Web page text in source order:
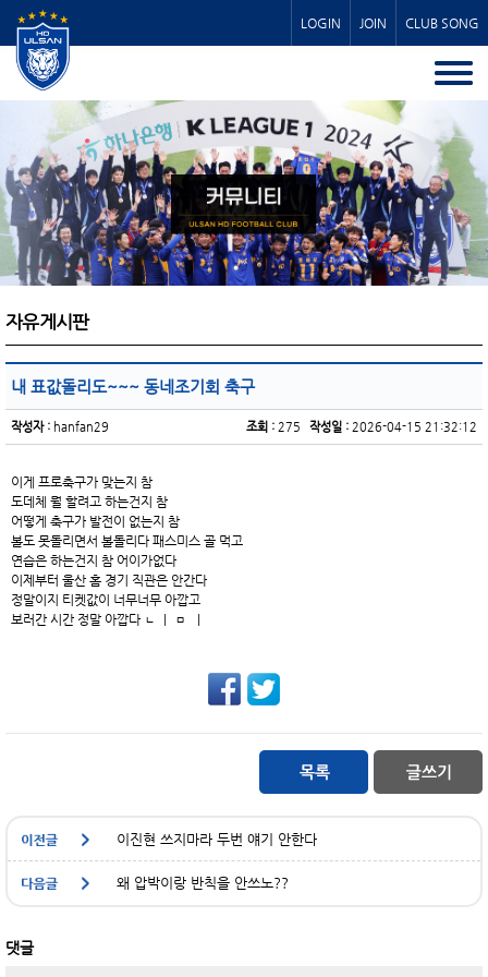
LOGIN JOIN CLUB SONG
자유게시판
내 표값돌리도~~~ 동네조기회 축구
작성자 : hanfan29 작성일 : 2026-04-15 21:32:12
조회 : 275
이게 프로축구가 맞는지 참
도데체 뭘 할려고 하는건지 참
어떻게 축구가 발전이 없는지 참
볼도 못돌리면서 볼돌리다 패스미스 골 먹고
연습은 하는건지 참 어이가없다
이제부터 울산 홈 경기 직관은 안간다
정말이지 티켓값이 너무너무 아깝고
보러간 시간 정말 아깝다 ㄴ ㅣ ㅁ ㅣ
이진현 쓰지마라 두번 얘기 안한다
왜 압박이랑 반칙을 안쓰노??
댓글